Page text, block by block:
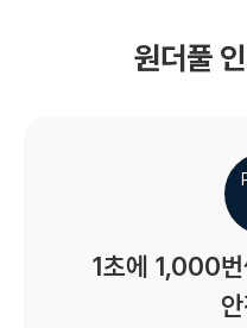
원더풀
1초에 1,000번